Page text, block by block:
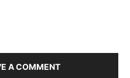
A COMMENT